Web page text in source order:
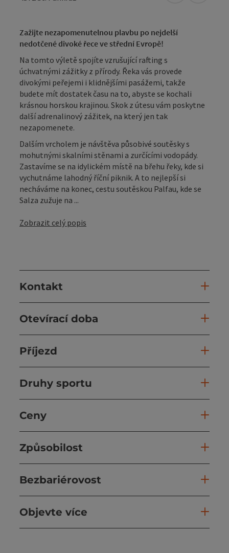
Zažijte nezapomenutelnou plavbu po nejdelší
nedotčené divoké řece ve střední Evropě!
Na tomto výletě spojíte vzrušující rafting s
úchvatnými zážitky z přírody. Řeka vás provede
divokými peřejemi i klidnějšími pasážemi, takže
budete mít dostatek času na to, abyste se kochali
krásnou horskou krajinou. Skok z útesu vám poskytne
další adrenalinový zážitek, na který jen tak
nezapomenete.
Dalším vrcholem je návštěva působivé soutěsky s
mohutnými skalními stěnami a zurčícími vodopády.
Zastavíme se na idylickém místě na břehu řeky, kde si
vychutnáme lahodný říční piknik. A to nejlepší si
necháváme na konec, cestu soutěskou Palfau, kde se
Salza zužuje na ...
Zobrazit celý popis
Kontakt
Otevírací doba
Příjezd
Druhy sportu
Ceny
Způsobilost
Bezbariérovost
Objevte více